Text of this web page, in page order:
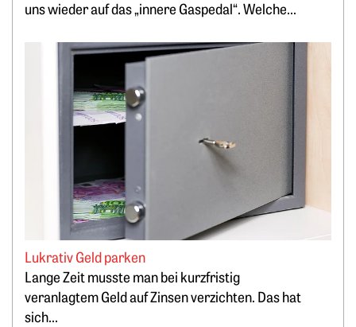
uns ­wieder auf das „innere Gaspedal“. Welche...
Lukrativ Geld parken
Lange Zeit musste man bei kurzfristig
veranlagtem Geld auf Zinsen verzichten. Das hat
sich...
Weiterlesen: Lukrativ Geld parken